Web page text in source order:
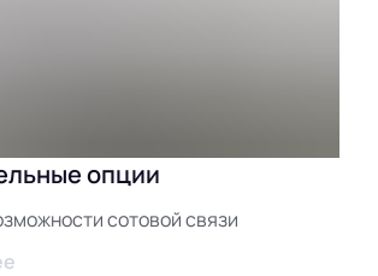
опции
сотовой связи